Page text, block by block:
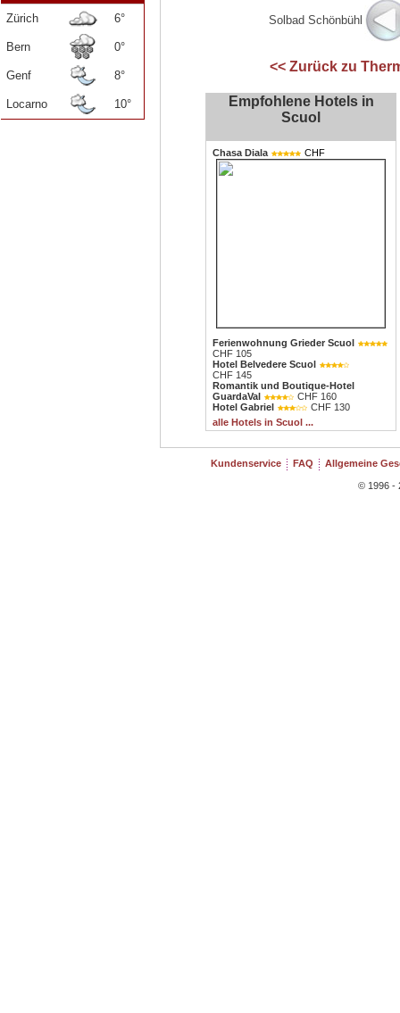
Zürich
6°
Bern 0°
Genf 8°
Locarno 10°
Solbad Schönbühl
<< Zurück zu
Empfohlene Hotels in
Scuol
Chasa Diala CHF
Ferienwohnung Grieder Scuol
CHF 105
Hotel Belvedere Scuol
CHF 145
Romantik und Boutique-Hotel
GuardaVal
CHF 160
Hotel Gabriel
CHF 130
alle Hotels in Scuol ...
Kundenservice FAQ Allgemeine
© 1996 -